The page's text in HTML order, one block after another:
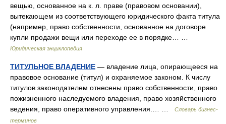
вещью, основанное на к. л. праве (правовом основании),
вытекающем из соответствующего юридического факта титула
(например, право собственности, основанное на договоре
купли продажи вещи или переходе ее в порядке… …
Юридическая энциклопедия
ТИТУЛЬНОЕ ВЛАДЕНИЕ — владение лица, опирающееся на
правовое основание (титул) и охраняемое законом. К числу
титулов законодателем отнесены право собственности, право
пожизненного наследуемого владения, право хозяйственного
ведения, право оперативного управления.… …
Словарь бизнес-
терминов